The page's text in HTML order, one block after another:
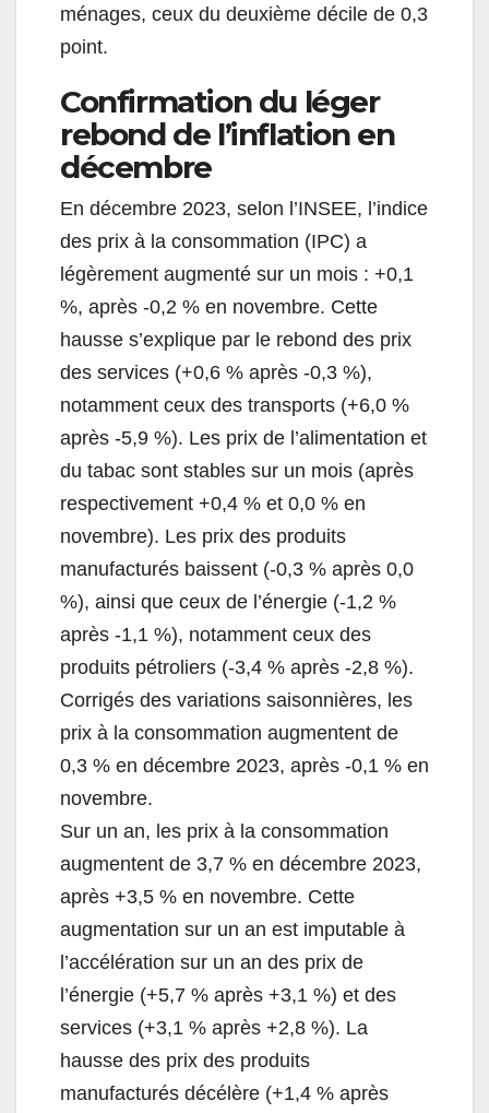
ménages, ceux du deuxième décile de 0,3
point.
Confirmation du léger
rebond de l’inflation en
décembre
En décembre 2023, selon l’INSEE, l’indice
des prix à la consommation (IPC) a
légèrement augmenté sur un mois : +0,1
%, après -0,2 % en novembre. Cette
hausse s’explique par le rebond des prix
des services (+0,6 % après -0,3 %),
notamment ceux des transports (+6,0 %
après -5,9 %). Les prix de l’alimentation et
du tabac sont stables sur un mois (après
respectivement +0,4 % et 0,0 % en
novembre). Les prix des produits
manufacturés baissent (-0,3 % après 0,0
%), ainsi que ceux de l’énergie (-1,2 %
après -1,1 %), notamment ceux des
produits pétroliers (-3,4 % après -2,8 %).
Corrigés des variations saisonnières, les
prix à la consommation augmentent de
0,3 % en décembre 2023, après -0,1 % en
novembre.
Sur un an, les prix à la consommation
augmentent de 3,7 % en décembre 2023,
après +3,5 % en novembre. Cette
augmentation sur un an est imputable à
l’accélération sur un an des prix de
l’énergie (+5,7 % après +3,1 %) et des
services (+3,1 % après +2,8 %). La
hausse des prix des produits
manufacturés décélère (+1,4 % après